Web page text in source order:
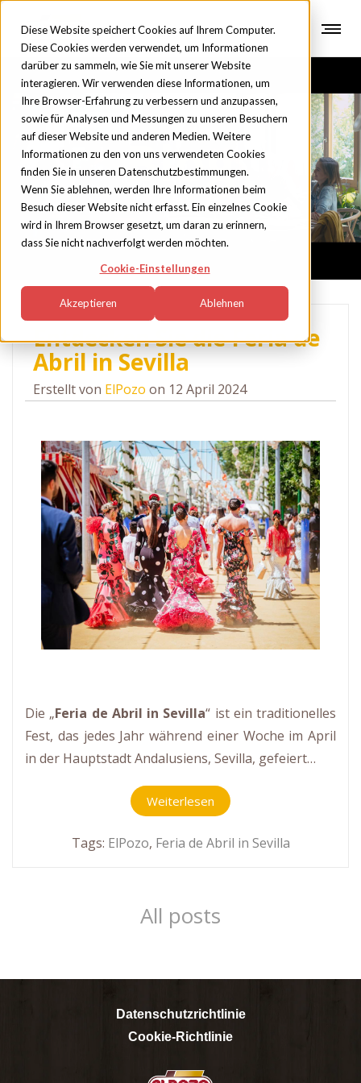
Diese Website speichert Cookies auf Ihrem Computer.
Diese Cookies werden verwendet, um Informationen
darüber zu sammeln, wie Sie mit unserer Website
interagieren. Wir verwenden diese Informationen, um
Ihre Browser-Erfahrung zu verbessern und anzupassen,
sowie für Analysen und Messungen zu unseren Besuchern
auf dieser Website und anderen Medien. Weitere
Informationen zu den von uns verwendeten Cookies
finden Sie in unseren Datenschutzbestimmungen.
Wenn Sie ablehnen, werden Ihre Informationen beim
Besuch dieser Website nicht erfasst. Ein einzelnes Cookie
wird in Ihrem Browser gesetzt, um daran zu erinnern,
dass Sie nicht nachverfolgt werden möchten.
Cookie-Einstellungen
Akzeptieren Ablehnen
Blog
Entdecken Sie die Feria de
Abril in Sevilla
Erstellt von ElPozo on 12 April 2024
Die „Feria de Abril in Sevilla“ ist ein traditionelles
Fest, das jedes Jahr während einer Woche im April
in der Hauptstadt Andalusiens, Sevilla, gefeiert…
Weiterlesen
Tags: ElPozo, Feria de Abril in Sevilla
All posts
Datenschutzrichtlinie
Cookie-Richtlinie